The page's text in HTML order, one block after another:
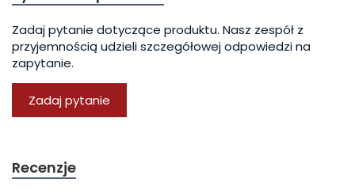
Zadaj pytanie dotyczące produktu. Nasz zespół z
przyjemnością udzieli szczegółowej odpowiedzi na
zapytanie.
Zadaj pytanie
Recenzje